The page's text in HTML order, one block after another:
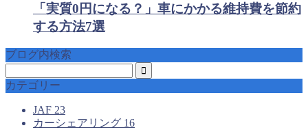
「実質0円になる？」車にかかる維持費を節約
する方法7選
ブログ内検索
カテゴリー
JAF 23
カーシェアリング 16